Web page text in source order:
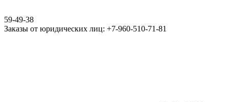
59-49-38
Заказы от юридических лиц: +7-960-510-71-81